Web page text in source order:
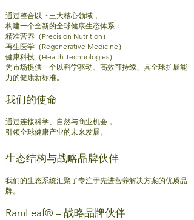
通过整合以下三大核心领域，
构建一个全新的全球健康生态体系：
精准营养（Precision Nutrition）
再生医学（Regenerative Medicine）
健康科技（Health Technologies）
为市场提供一个以科学驱动、高效可持续、具全球扩展能
力的健康新标准。
我们的使命
通过连接科学、自然与商业机会，
引领全球健康产业的未来发展。
生态结构与战略品牌伙伴
我们的生态系统汇聚了专注于先进营养解决方案的优质品
牌。
RamLeaf® – 战略品牌伙伴